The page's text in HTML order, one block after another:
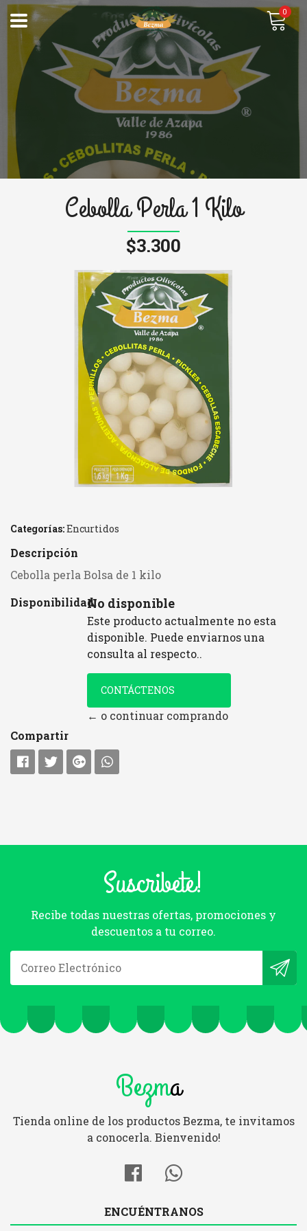
0
Cebolla Perla 1 Kilo
$3.300
Categorías:Encurtidos
Descripción
Cebolla perla Bolsa de 1 kilo
Disponibilidad:No disponible
Este producto actualmente no esta
disponible. Puede enviarnos una
consulta al respecto..
CONTÁCTENOS
← o continuar comprando
Compartir
Suscribete!
Recibe todas nuestras ofertas, promociones y
descuentos a tu correo.
Bezma
Tienda online de los productos Bezma, te invitamos
a conocerla. Bienvenido!
ENCUÉNTRANOS